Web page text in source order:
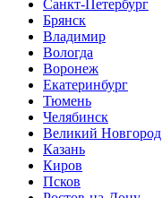
Санкт-Петербург
Брянск
Владимир
Вологда
Воронеж
Екатеринбург
Тюмень
Челябинск
Великий Новгород
Казань
Киров
Псков